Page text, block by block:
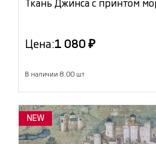
Ткань Джинса с принтом
Цена:1 080 ₽
В наличии 8.00 шт
NEW